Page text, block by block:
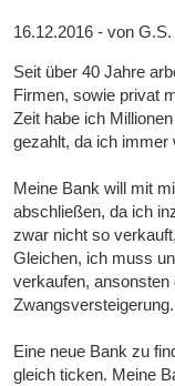
16.12.2016 - von G.S.
Seit über 40 Jahre
Firmen, sowie privat
Zeit habe ich
gezahlt, da ich immer
Meine Bank will mit
abschließen, da ich
zwar nicht so
Gleichen, ich muss
verkaufen,
Zwangsversteigerung.
Eine neue Bank zu
gleich ticken. Meine